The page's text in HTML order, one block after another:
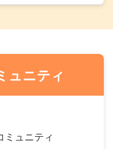
ュニティ
ミュニティ